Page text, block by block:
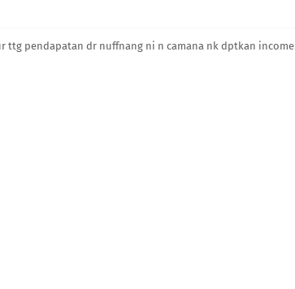
ttg pendapatan dr nuffnang ni n camana nk dptkan income